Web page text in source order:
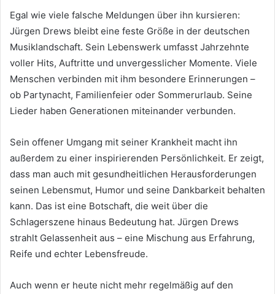
Egal wie viele falsche Meldungen über ihn kursieren:
Jürgen Drews bleibt eine feste Größe in der deutschen
Musiklandschaft. Sein Lebenswerk umfasst Jahrzehnte
voller Hits, Auftritte und unvergesslicher Momente. Viele
Menschen verbinden mit ihm besondere Erinnerungen –
ob Partynacht, Familienfeier oder Sommerurlaub. Seine
Lieder haben Generationen miteinander verbunden.
Sein offener Umgang mit seiner Krankheit macht ihn
außerdem zu einer inspirierenden Persönlichkeit. Er zeigt,
dass man auch mit gesundheitlichen Herausforderungen
seinen Lebensmut, Humor und seine Dankbarkeit behalten
kann. Das ist eine Botschaft, die weit über die
Schlagerszene hinaus Bedeutung hat. Jürgen Drews
strahlt Gelassenheit aus – eine Mischung aus Erfahrung,
Reife und echter Lebensfreude.
Auch wenn er heute nicht mehr regelmäßig auf den